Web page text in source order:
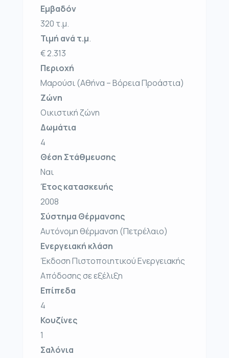
Εμβαδόν
320 τ.μ.
Τιμή ανά τ.μ.
€ 2.313
Περιοχή
Μαρούσι (Αθήνα – Βόρεια Προάστια)
Ζώνη
Οικιστική ζώνη
Δωμάτια
4
Θέση Στάθμευσης
Ναι
Έτος κατασκευής
2008
Σύστημα Θέρμανσης
Αυτόνομη θέρμανση (Πετρέλαιο)
Ενεργειακή κλάση
Έκδοση Πιστοποιητικού Ενεργειακής
Απόδοσης σε εξέλιξη
Επίπεδα
4
Κουζίνες
1
Σαλόνια